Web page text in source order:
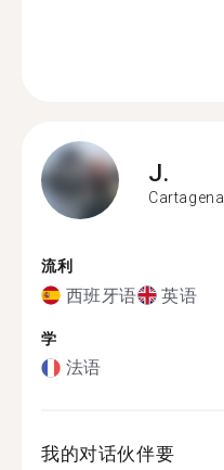
J.
Cartagena
流利
西班牙语 英语
学
法语
我的对话伙伴要